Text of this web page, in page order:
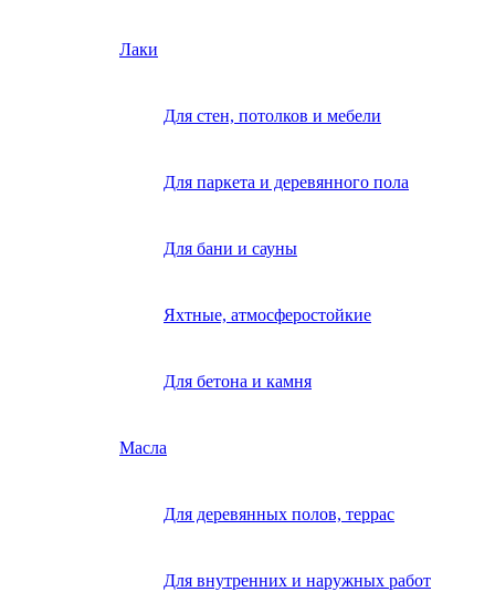
Лаки
Для стен, потолков и мебели
Для паркета и деревянного пола
Для бани и сауны
Яхтные, атмосферостойкие
Для бетона и камня
Масла
Для деревянных полов, террас
Для внутренних и наружных работ